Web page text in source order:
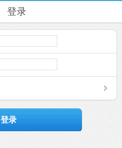
登录
登录